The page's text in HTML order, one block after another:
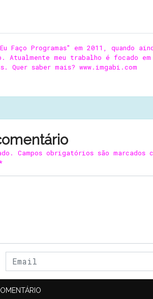
Programas" em 2011, quando
Atualmente meu trabalho é focado em
saber mais? www.imgabi.com
Campos obrigatórios são marcados